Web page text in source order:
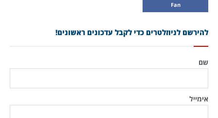
Fan
להירשם לניוזלטרים כדי לקבל עדכונים ראשונים!
שם
אימייל